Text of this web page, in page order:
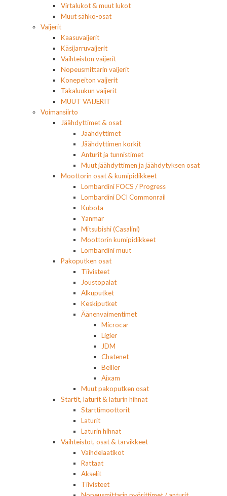
Virtalukot & muut lukot
Muut sähkö-osat
Vaijerit
Kaasuvaijerit
Käsijarruvaijerit
Vaihteiston vaijerit
Nopeusmittarin vaijerit
Konepeiton vaijerit
Takaluukun vaijerit
MUUT VAIJERIT
Voimansiirto
Jäähdyttimet & osat
Jäähdyttimet
Jäähdyttimen korkit
Anturit ja tunnistimet
Muut jäähdyttimen ja jäähdytyksen osat
Moottorin osat & kumipidikkeet
Lombardini FOCS / Progress
Lombardini DCI Commonrail
Kubota
Yanmar
Mitsubishi (Casalini)
Moottorin kumipidikkeet
Lombardini muut
Pakoputken osat
Tiivisteet
Joustopalat
Alkuputket
Keskiputket
Äänenvaimentimet
Microcar
Ligier
JDM
Chatenet
Bellier
Aixam
Muut pakoputken osat
Startit, laturit & laturin hihnat
Starttimoottorit
Laturit
Laturin hihnat
Vaihteistot, osat & tarvikkeet
Vaihdelaatikot
Rattaat
Akselit
Tiivisteet